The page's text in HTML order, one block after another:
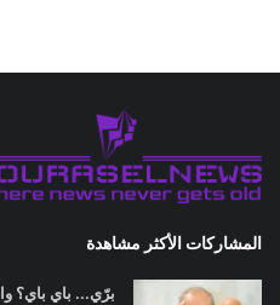
المشاركات الأكثر مشاهدة
برّي... باي باي؟